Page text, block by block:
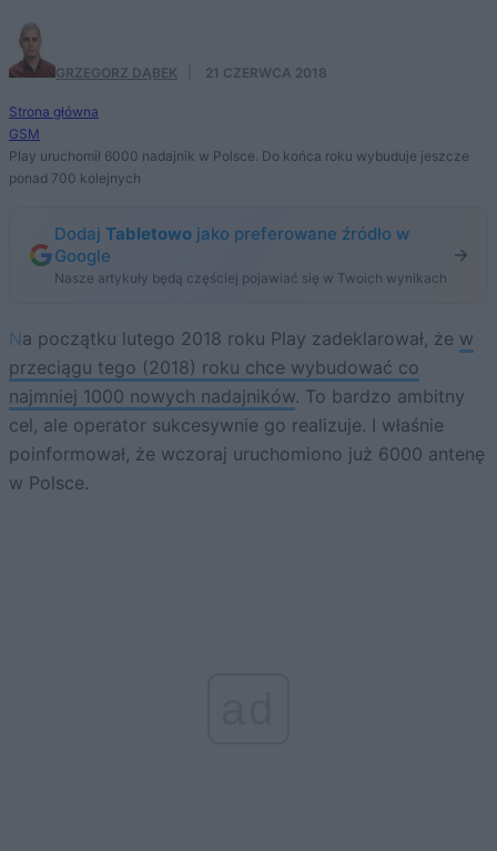
GRZEGORZ DĄBEK 21 CZERWCA 2018
Strona główna
GSM
Play uruchomił 6000 nadajnik w Polsce. Do końca roku wybuduje jeszcze
ponad 700 kolejnych
Dodaj Tabletowo jako preferowane źródło w
Google
Nasze artykuły będą częściej pojawiać się w Twoich wynikach
Na początku lutego 2018 roku Play zadeklarował, że w
przeciągu tego (2018) roku chce wybudować co
najmniej 1000 nowych nadajników. To bardzo ambitny
cel, ale operator sukcesywnie go realizuje. I właśnie
poinformował, że wczoraj uruchomiono już 6000 antenę
w Polsce.